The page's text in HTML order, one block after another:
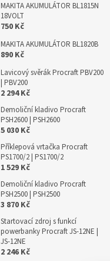
MAKITA AKUMULÁTOR BL1815N
18VOLT
750 Kč
MAKITA AKUMULÁTOR BL1820B
890 Kč
Lavicový svěrák Procraft PBV200
| PBV200
2 294 Kč
Demoliční kladivo Procraft
PSH2600 | PSH2600
5 030 Kč
Příklepová vrtačka Procraft
PS1700/2 | PS1700/2
1 529 Kč
Demoliční kladivo Procraft
PSH2500 | PSH2500
3 870 Kč
Startovací zdroj s funkcí
powerbanky Procraft JS-12NE |
JS-12NE
2 246 Kč